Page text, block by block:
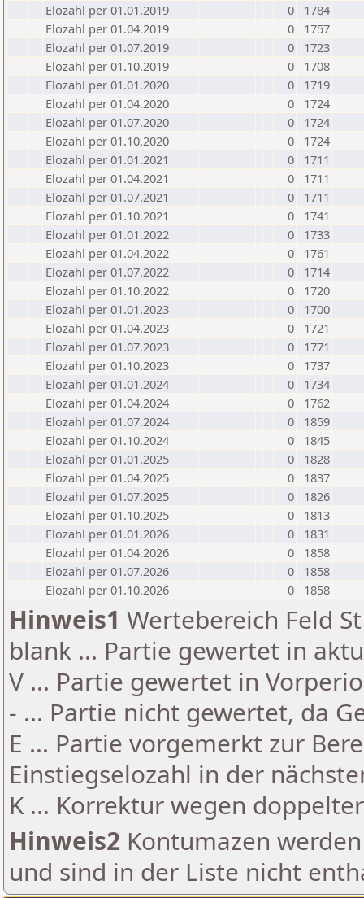
Elozahl per 01.01.2019
0
1784
Elozahl per 01.04.2019
0
1757
Elozahl per 01.07.2019
0
1723
Elozahl per 01.10.2019
0
1708
Elozahl per 01.01.2020
0
1719
Elozahl per 01.04.2020
0
1724
Elozahl per 01.07.2020
0
1724
Elozahl per 01.10.2020
0
1724
Elozahl per 01.01.2021
0
1711
Elozahl per 01.04.2021
0
1711
Elozahl per 01.07.2021
0
1711
Elozahl per 01.10.2021
0
1741
Elozahl per 01.01.2022
0
1733
Elozahl per 01.04.2022
0
1761
Elozahl per 01.07.2022
0
1714
Elozahl per 01.10.2022
0
1720
Elozahl per 01.01.2023
0
1700
Elozahl per 01.04.2023
0
1721
Elozahl per 01.07.2023
0
1771
Elozahl per 01.10.2023
0
1737
Elozahl per 01.01.2024
0
1734
Elozahl per 01.04.2024
0
1762
Elozahl per 01.07.2024
0
1859
Elozahl per 01.10.2024
0
1845
Elozahl per 01.01.2025
0
1828
Elozahl per 01.04.2025
0
1837
Elozahl per 01.07.2025
0
1826
Elozahl per 01.10.2025
0
1813
Elozahl per 01.01.2026
0
1831
Elozahl per 01.04.2026
0
1858
Elozahl per 01.07.2026
0
1858
Elozahl per 01.10.2026
0 1858
Hinweis1 Wertebereich Feld
blank ... Partie gewertet in
V ... Partie gewertet in
- ... Partie nicht gewertet, da
E ... Partie vorgemerkt zur
Einstiegselozahl in der
K ... Korrektur wegen
Hinweis2 Kontumazen
und sind in der Liste nicht